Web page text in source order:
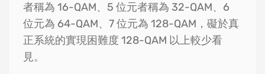
者稱為 16-QAM、5 位元者稱為 32-QAM、6
位元為 64-QAM、7 位元為 128-QAM，礙於真
正系統的實現困難度 128-QAM 以上較少看
見。